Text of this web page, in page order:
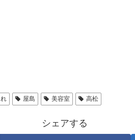
屋島 美容室 高松
シェアする